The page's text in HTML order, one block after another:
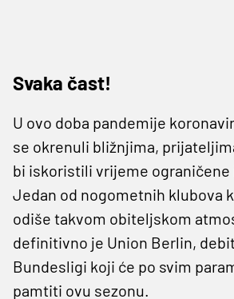
Svaka čast!
U ovo doba pandemije
se okrenuli bližnjima,
bi iskoristili vrijeme ograničene
Jedan od nogometnih klubova
odiše takvom obiteljskom
definitivno je Union Berlin,
Bundesligi koji će po svim
pamtiti ovu sezonu.